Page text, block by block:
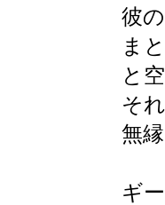
彼
ま
と
そ
無
ギ